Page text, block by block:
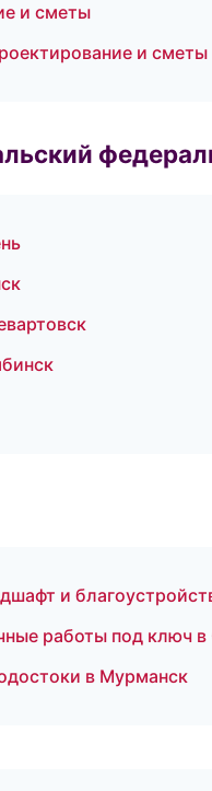
и сметы
и сметы
и
работы под ключ в
в Мурманск